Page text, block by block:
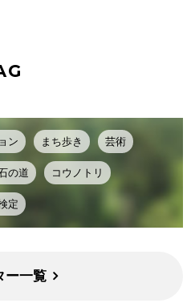
ン まち歩き 芸術
の道 コウノトリ
定
ー一覧